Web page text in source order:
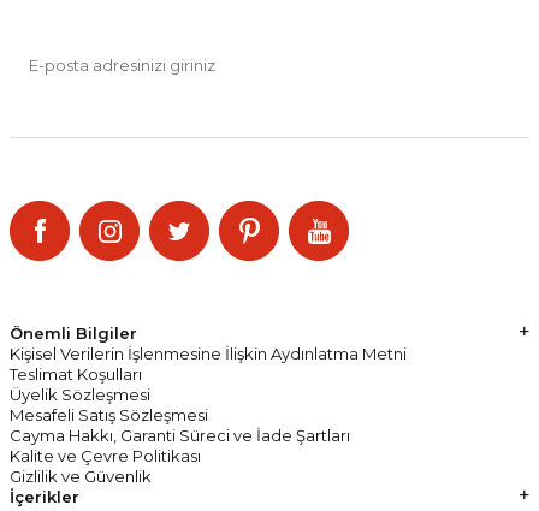
Önemli Bilgiler
Kişisel Verilerin İşlenmesine İlişkin Aydınlatma Metni
Teslimat Koşulları
Üyelik Sözleşmesi
Mesafeli Satış Sözleşmesi
Cayma Hakkı, Garanti Süreci ve İade Şartları
Kalite ve Çevre Politikası
Gizlilik ve Güvenlik
İçerikler